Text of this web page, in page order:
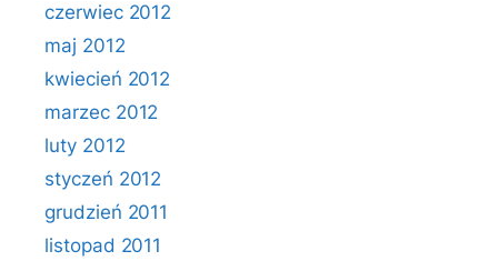
czerwiec 2012
maj 2012
kwiecień 2012
marzec 2012
luty 2012
styczeń 2012
grudzień 2011
listopad 2011